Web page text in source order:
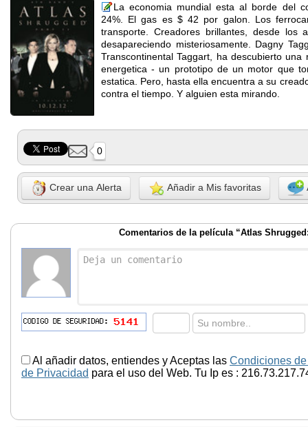
La economia mundial esta al borde del
24%. El gas es $ 42 por galon. Los
transporte. Creadores brillantes, desde los
desapareciendo misteriosamente. Dagny
Transcontinental Taggart, ha descubierto
energetica - un prototipo de un motor que
estatica. Pero, hasta ella encuentra a su
contra el tiempo. Y alguien esta mirando.
0
Crear una Alerta Añadir a Mis favoritas
Comentarios de la película “Atlas
Al añadir datos, entiendes y Aceptas las Condiciones
de Privacidad para el uso del Web. Tu Ip es :